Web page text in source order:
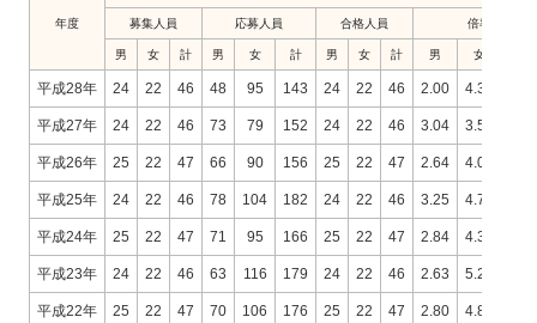
年度 募集人員 応募人員 合格人員 倍率
男 女 計 男 女 計 男 女 計 男 女
平成28年 24 22 46 48 95 143 24 22 46 2.00 4.32
平成27年 24 22 46 73 79 152 24 22 46 3.04 3.59
平成26年 25 22 47 66 90 156 25 22 47 2.64 4.09
平成25年 24 22 46 78 104 182 24 22 46 3.25 4.73
平成24年 25 22 47 71 95 166 25 22 47 2.84 4.32
平成23年 24 22 46 63 116 179 24 22 46 2.63 5.27
平成22年 25 22 47 70 106 176 25 22 47 2.80 4.82